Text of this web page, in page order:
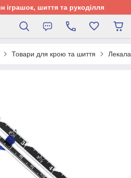
іграшок, шиття та рукоділля
Товари для крою та шиття